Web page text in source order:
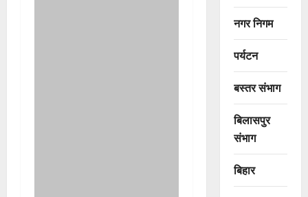
नगर निगम
पर्यटन
बस्तर संभाग
बिलासपुर
संभाग
बिहार